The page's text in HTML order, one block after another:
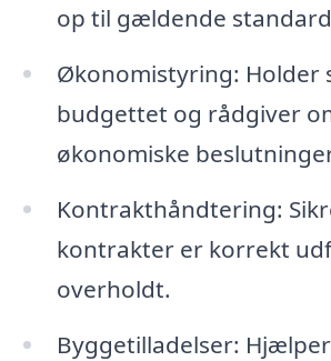
op til gældende
Økonomistyring: Holder
budgettet og rådgiver
økonomiske
Kontrakthåndtering:
kontrakter er korrekt
overholdt.
Byggetilladelser: